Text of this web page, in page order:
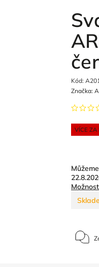
Kód:
VÍCE ZA
Značka: